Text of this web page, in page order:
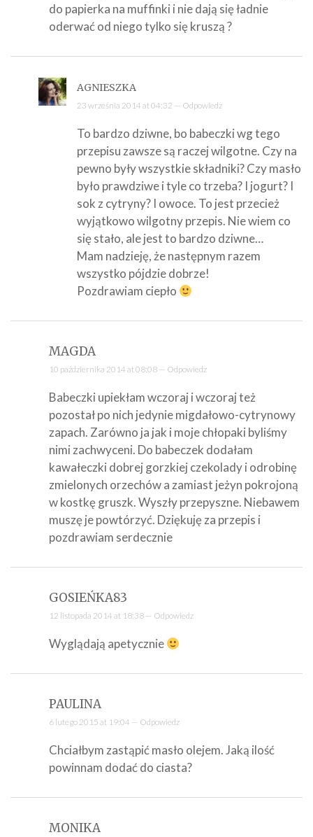
do papierka na muffinki i nie dają się ładnie
oderwać od niego tylko się kruszą ?
AGNIESZKA
23 września 2014 at 04:32 — Odpowiedz
To bardzo dziwne, bo babeczki wg tego
przepisu zawsze są raczej wilgotne. Czy na
pewno były wszystkie składniki? Czy masło
było prawdziwe i tyle co trzeba? I jogurt? I
sok z cytryny? I owoce. To jest przecież
wyjątkowo wilgotny przepis. Nie wiem co
się stało, ale jest to bardzo dziwne…
Mam nadzieję, że następnym razem
wszystko pójdzie dobrze!
Pozdrawiam ciepło
MAGDA
10 października 2014 at 08:08 — Odpowiedz
Babeczki upiekłam wczoraj i wczoraj też
pozostał po nich jedynie migdałowo-cytrynowy
zapach. Zarówno ja jak i moje chłopaki byliśmy
nimi zachwyceni. Do babeczek dodałam
kawałeczki dobrej gorzkiej czekolady i odrobinę
zmielonych orzechów a zamiast jeżyn pokrojoną
w kostkę gruszk. Wyszły przepyszne. Niebawem
muszę je powtórzyć. Dziękuję za przepis i
pozdrawiam serdecznie
GOSIEŃKA83
12 listopada 2014 at 18:38 — Odpowiedz
Wyglądają apetycznie
PAULINA
6 lutego 2015 at 19:04 — Odpowiedz
Chciałbym zastąpić masło olejem. Jaką ilość
powinnam dodać do ciasta?
MONIKA